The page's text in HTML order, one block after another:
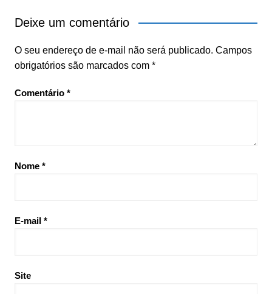
Deixe um comentário
O seu endereço de e-mail não será publicado. Campos
obrigatórios são marcados com *
Comentário *
Nome *
E-mail *
Site